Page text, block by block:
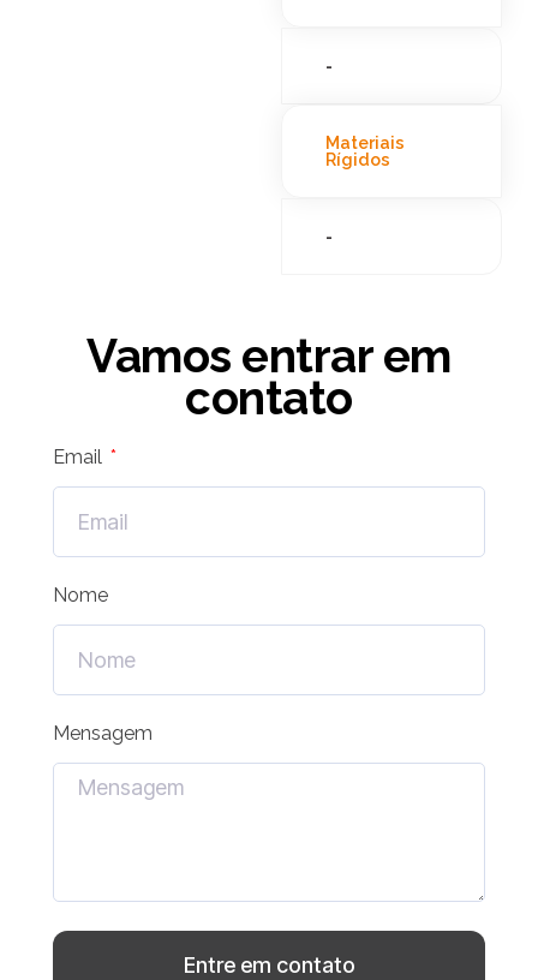
-
Materiais
Rígidos
-
Vamos entrar em
contato
Email
Nome
Mensagem
Entre em contato